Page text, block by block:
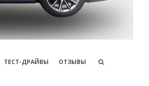
ТЕСТ-ДРАЙВЫ ОТЗЫВЫ